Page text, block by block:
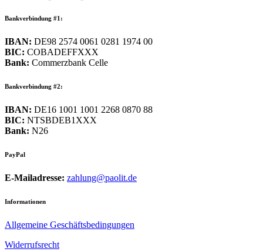
Bankverbindung #1:
IBAN: DE98 2574 0061 0281 1974 00
BIC: COBADEFFXXX
Bank: Commerzbank Celle
Bankverbindung #2:
IBAN: DE16 1001 1001 2268 0870 88
BIC: NTSBDEB1XXX
Bank: N26
PayPal
E-Mailadresse: zahlung@paolit.de
Informationen
Allgemeine Geschäftsbedingungen
Widerrufsrecht